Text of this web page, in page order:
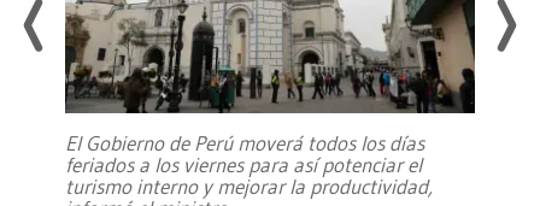
El Gobierno de Perú moverá todos los días
feriados a los viernes para así potenciar el
turismo interno y mejorar la productividad,